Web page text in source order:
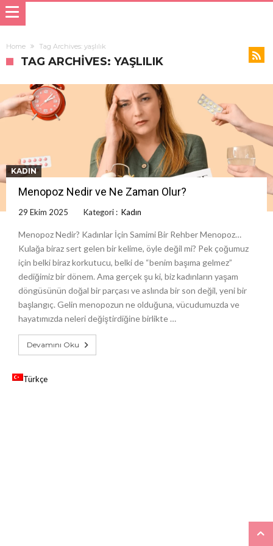
Home Tag Archives: yaşlılık
TAG ARCHIVES: YAŞLILIK
KADIN
Menopoz Nedir ve Ne Zaman Olur?
29 Ekim 2025 Kategori : Kadın
Menopoz Nedir? Kadınlar İçin Samimi Bir Rehber Menopoz…
Kulağa biraz sert gelen bir kelime, öyle değil mi? Pek çoğumuz
için belki biraz korkutucu, belki de “benim başıma gelmez”
dediğimiz bir dönem. Ama gerçek şu ki, biz kadınların yaşam
döngüsünün doğal bir parçası ve aslında bir son değil, yeni bir
başlangıç. Gelin menopozun ne olduğuna, vücudumuzda ve
hayatımızda neleri değiştirdiğine birlikte …
Devamını Oku
Türkçe